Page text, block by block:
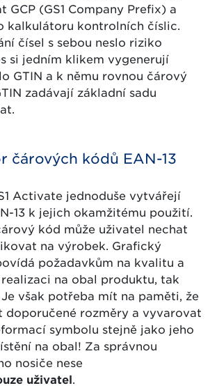
GCP (GS1 Company Prefix) a
kalkulátoru kontrolních číslic.
čísel s sebou neslo riziko
si jedním klikem vygenerují
GTIN a k němu rovnou čárový
zadávají základní sadu
čárových kódů EAN-13
Activate jednoduše vytvářejí
13 k jejich okamžitému použití.
kód může uživatel nechat
na výrobek. Grafický
požadavkům na kvalitu a
na obal produktu, tak
však potřeba mít na paměti, že
doporučené rozměry a vyvarovat
symbolu stejně jako jeho
na obal! Za správnou
nosiče nese
uživatel.